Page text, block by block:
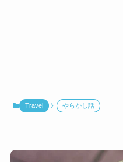
Travel やらかし話